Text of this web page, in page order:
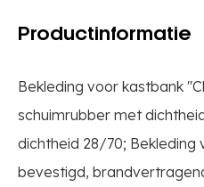
Productinformatie
Bekleding voor kastbank
schuimrubber met
dichtheid 28/70; Bekleding
bevestigd,